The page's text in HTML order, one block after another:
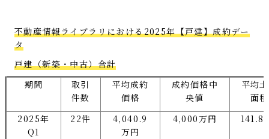
不動産情報ライブラリにおける2025年【戸建】成約デー
タ
戸建（新築・中古）合計
期間
取引
件数
平均成約
価格
成約価格中
央値
平均
面積
2025年
Q1
22件
4,040.9
万円
4,000万円